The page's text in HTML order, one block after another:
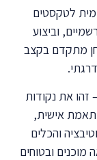
לטקסטים
וביצוע
מתקדם בקצב
את נקודות
אישית,
והכלים
ובטוחים